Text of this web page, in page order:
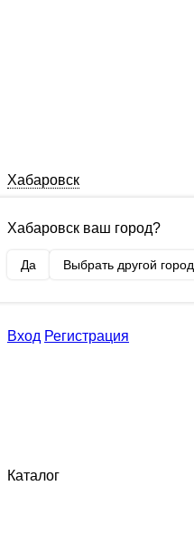
Хабаровск
Хабаровск ваш город?
Да Выбрать другой город
Вход Регистрация
Каталог